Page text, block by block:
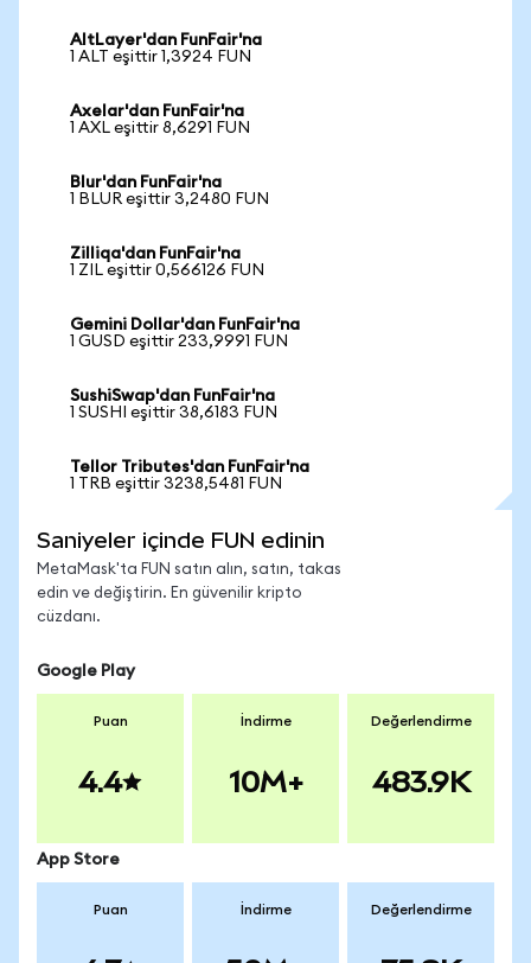
AltLayer'dan FunFair'na
1 ALT eşittir 1,3924 FUN
Axelar'dan FunFair'na
1 AXL eşittir 8,6291 FUN
Blur'dan FunFair'na
1 BLUR eşittir 3,2480 FUN
Zilliqa'dan FunFair'na
1 ZIL eşittir 0,566126 FUN
Gemini Dollar'dan FunFair'na
1 GUSD eşittir 233,9991 FUN
SushiSwap'dan FunFair'na
1 SUSHI eşittir 38,6183 FUN
Tellor Tributes'dan FunFair'na
1 TRB eşittir 3238,5481 FUN
Saniyeler içinde FUN edinin
MetaMask'ta FUN satın alın, satın, takas
edin ve değiştirin. En güvenilir kripto
cüzdanı.
Google Play
Puan
4.4
İndirme
10M+
Değerlendirme
483.9K
App Store
Puan İndirme Değerlendirme